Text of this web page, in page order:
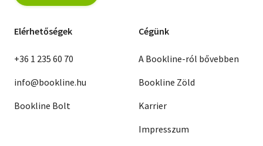
Elérhetőségek
+36 1 235 60 70
info@bookline.hu
Bookline Bolt
Cégünk
A Bookline-ról bővebben
Bookline Zöld
Karrier
Impresszum